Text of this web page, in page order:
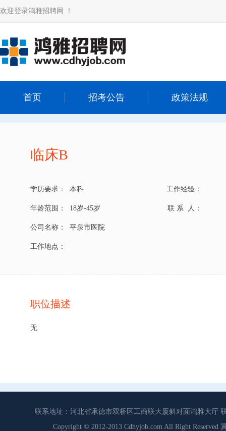
欢迎登录鸿雅招聘网 ！
首页 招考公告 政策法规
临床B
学历要求： 本科 工作经验：
年龄范围： 18岁-45岁 联 系 人：
公司名称： 平泉市医院
工作地点：
职位描述
无
联系地址：河北省承德市双桥区工商联大厦斜对面鸿雅大厅
Copyright © 2012-2013 Cdhyjob.com All Right Reserved